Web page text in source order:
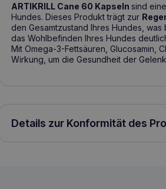
ARTIKRILL Cane 60 Kapseln sind
Hundes. Dieses Produkt trägt zur
den Gesamtzustand Ihres Hundes,
das Wohlbefinden Ihres Hundes
Mit Omega-3-Fettsäuren, Glucosamin,
Wirkung, um die Gesundheit der
Details zur Konformität des